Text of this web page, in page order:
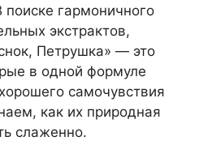
гармоничного
экстрактов,
Петрушка» — это
в одной формуле
самочувствия
как их природная
слаженно.